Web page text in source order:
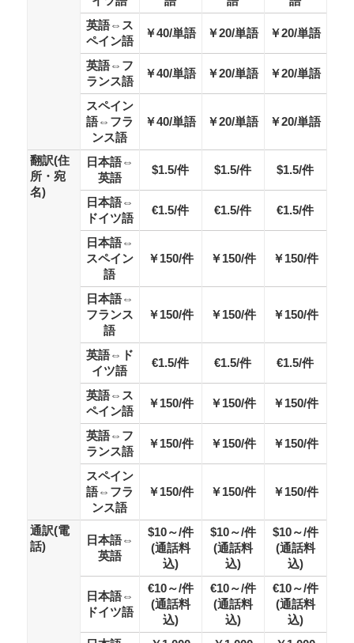
英語⇔ス
ペイン語
￥40/単語 ￥20/単語 ￥20/単語
英語⇔フ
ランス語
￥40/単語 ￥20/単語 ￥20/単語
スペイン
語⇔フラ
ンス語
￥40/単語 ￥20/単語 ￥20/単語
翻訳(住
所・宛
名)
日本語⇔
英語
$1.5/件 $1.5/件 $1.5/件
日本語⇔
ドイツ語
€1.5/件 €1.5/件 €1.5/件
日本語⇔
スペイン
語
￥150/件 ￥150/件 ￥150/件
日本語⇔
フランス
語
￥150/件 ￥150/件 ￥150/件
英語⇔ド
イツ語
€1.5/件 €1.5/件 €1.5/件
英語⇔ス
ペイン語
￥150/件 ￥150/件 ￥150/件
英語⇔フ
ランス語
￥150/件 ￥150/件 ￥150/件
スペイン
語⇔フラ
ンス語
￥150/件 ￥150/件 ￥150/件
通訳(電
話)
日本語⇔
英語
$10～/件
(通話料
込)
$10～/件
(通話料
込)
$10～/件
(通話料
込)
日本語⇔
ドイツ語
€10～/件
(通話料
込)
€10～/件
(通話料
込)
€10～/件
(通話料
込)